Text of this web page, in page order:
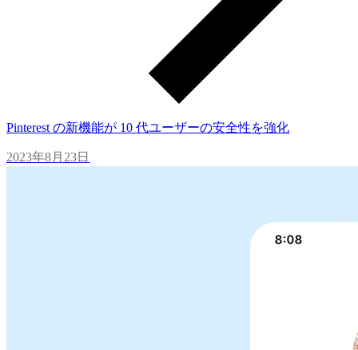
Pinterest の新機能が 10 代ユーザーの安全性を強化
2023年8月23日